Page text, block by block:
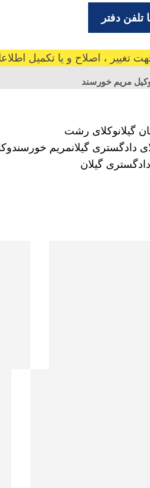
تلفن دفتر
تغییر ، اصلاح و یا تکمیل
مریم خورسند
گیلانوکلای رشت
دادگستری گیلانمریم خورسند
گیلان